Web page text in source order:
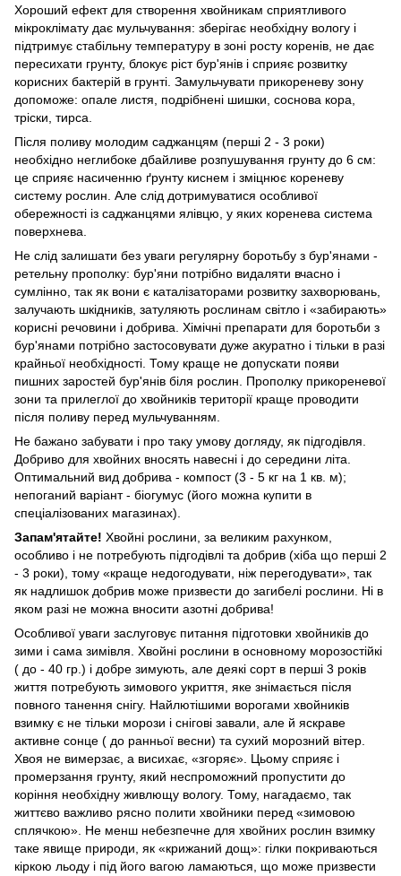
Хороший ефект для створення хвойникам сприятливого
мікроклімату дає мульчування: зберігає необхідну вологу і
підтримує стабільну температуру в зоні росту коренів, не дає
пересихати грунту, блокує ріст бур'янів і сприяє розвитку
корисних бактерій в грунті. Замульчувати прикореневу зону
допоможе: опале листя, подрібнені шишки, соснова кора,
тріски, тирса.
Після поливу молодим саджанцям (перші 2 - 3 роки)
необхідно неглибоке дбайливе розпушування грунту до 6 см:
це сприяє насиченню ґрунту киснем і зміцнює кореневу
систему рослин. Але слід дотримуватися особливої ​​
обережності із саджанцями ялівцю, у яких коренева система
поверхнева.
Не слід залишати без уваги регулярну боротьбу з бур'янами -
ретельну прополку: бур'яни потрібно видаляти вчасно і
сумлінно, так як вони є каталізаторами розвитку захворювань,
залучають шкідників, затуляють рослинам світло і «забирають»
корисні речовини і добрива. Хімічні препарати для боротьби з
бур'янами потрібно застосовувати дуже акуратно і тільки в разі
крайньої необхідності. Тому краще не допускати появи
пишних заростей бур'янів біля рослин. Прополку прикореневої
зони та прилеглої до хвойників території краще проводити
після поливу перед мульчуванням.
Не бажано забувати і про таку умову догляду, як підгодівля.
Добриво для хвойних вносять навесні і до середини літа.
Оптимальний вид добрива - компост (3 - 5 кг на 1 кв. м);
непоганий варіант - біогумус (його можна купити в
спеціалізованих магазинах).
Запам'ятайте! Хвойні рослини, за великим рахунком,
особливо і не потребують підгодівлі та добрив (хіба що перші 2
- 3 роки), тому «краще недогодувати, ніж перегодувати», так
як надлишок добрив може призвести до загибелі рослини. Ні в
яком разі не можна вносити азотні добрива!
Особливої ​​уваги заслуговує питання підготовки хвойників до
зими і сама зимівля. Хвойні рослини в основному морозостійкі
( до - 40 гр.) і добре зимують, але деякі сорт в перші 3 років
життя потребують зимового укриття, яке знімається після
повного танення снігу. Найлютішими ворогами хвойників
взимку є не тільки морози і снігові завали, але й яскраве
активне сонце ( до ранньої весни) та сухий морозний вітер.
Хвоя не вимерзає, а висихає, «згоряє». Цьому сприяє і
промерзання грунту, який неспроможний пропустити до
коріння необхідну живлющу вологу. Тому, нагадаємо, так
життєво важливо рясно полити хвойники перед «зимовою
сплячкою». Не менш небезпечне для хвойних рослин взимку
таке явище природи, як «крижаний дощ»: гілки покриваються
кіркою льоду і під його вагою ламаються, що може призвести